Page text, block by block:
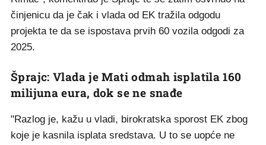
činjenicu da je čak i vlada od EK tražila odgodu
projekta te da se ispostava prvih 60 vozila odgodi za
2025.
Šprajc: Vlada je Mati odmah isplatila 160
milijuna eura, dok se ne snađe
"Razlog je, kažu u vladi, birokratska sporost EK zbog
koje je kasnila isplata sredstava. U to se uopće ne